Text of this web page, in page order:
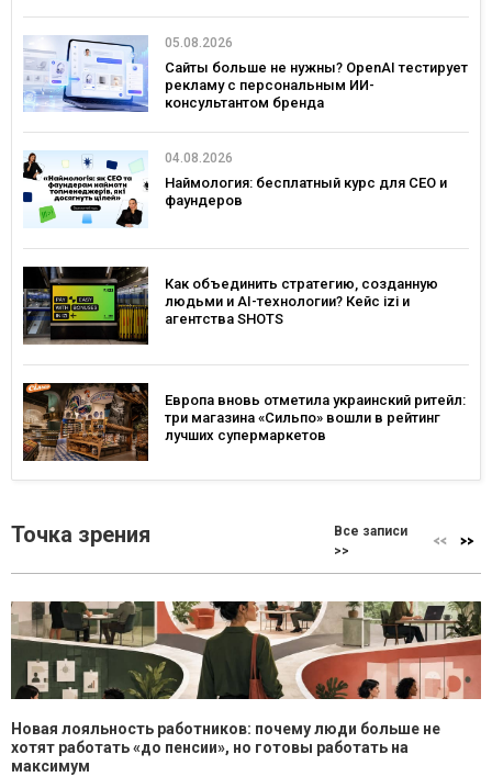
05.08.2026
Сайты больше не нужны? OpenAI тестирует
рекламу с персональным ИИ-
консультантом бренда
04.08.2026
Наймология: бесплатный курс для CEO и
фаундеров
Как объединить стратегию, созданную
людьми и AI-технологии? Кейс izi и
агентства SHOTS
Европа вновь отметила украинский ритейл:
три магазина «Сильпо» вошли в рейтинг
лучших супермаркетов
Точка зрения
Все записи
>>
Новая лояльность работников: почему люди больше не
хотят работать «до пенсии», но готовы работать на
максимум